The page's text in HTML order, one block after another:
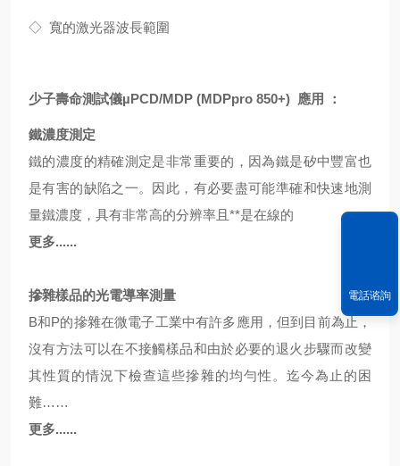
◇ 寬的激光器波長範圍
少子壽命測試儀µPCD/MDP (MDPpro 850+) 應用 ：
鐵濃度測定
鐵的濃度的精確測定是非常重要的，因為鐵是矽中豐富也
是有害的缺陷之一。因此，有必要盡可能準確和快速地測
量鐵濃度，具有非常高的分辨率且**是在線的
更多......
摻雜樣品的光電導率測量
B和P的摻雜在微電子工業中有許多應用，但到目前為止，
沒有方法可以在不接觸樣品和由於必要的退火步驟而改變
其性質的情況下檢查這些摻雜的均勻性 。迄今為止的困
難……
更多......
電話谘詢